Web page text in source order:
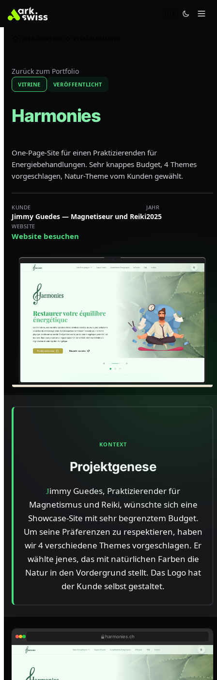
Zurück zum Portfolio
VITRINE VERÖFFENTLICHT
Harmonies
One-Page-Site für einen Praktizierenden für
Energiebehandlungen. Sehr knappes Budget, 4 Themes
vorgeschlagen, Natur-Theme vom Kunden gewählt.
KUNDE
Jimmy Guedes — Magnetiseur und Reiki
JAHR
2025
WEBSITE
Website besuchen
KONTEXT
Projektgenese
Jimmy Guedes, Praktizierender für
Magnetismus und Reiki, wünschte sich eine
Showcase-Site mit sehr begrenztem Budget.
Um seine Präferenzen zu respektieren, haben
wir 4 verschiedene Themes vorgeschlagen. Er
wählte jenes, das mit natürlichen Farben die
Natur in den Vordergrund stellt. Das Logo hat
der Kunde selbst gestaltet.
harmonies.ch